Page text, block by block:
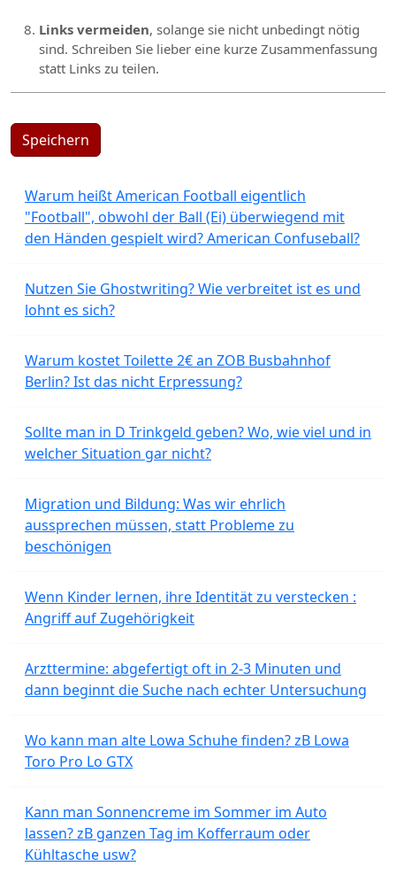
Links vermeiden, solange sie nicht unbedingt nötig
sind. Schreiben Sie lieber eine kurze Zusammenfassung
statt Links zu teilen.
Speichern
Warum heißt American Football eigentlich
"Football", obwohl der Ball (Ei) überwiegend mit
den Händen gespielt wird? American Confuseball?
Nutzen Sie Ghostwriting? Wie verbreitet ist es und
lohnt es sich?
Warum kostet Toilette 2€ an ZOB Busbahnhof
Berlin? Ist das nicht Erpressung?
Sollte man in D Trinkgeld geben? Wo, wie viel und in
welcher Situation gar nicht?
Migration und Bildung: Was wir ehrlich
aussprechen müssen, statt Probleme zu
beschönigen
Wenn Kinder lernen, ihre Identität zu verstecken :
Angriff auf Zugehörigkeit
Arzttermine: abgefertigt oft in 2-3 Minuten und
dann beginnt die Suche nach echter Untersuchung
Wo kann man alte Lowa Schuhe finden? zB Lowa
Toro Pro Lo GTX
Kann man Sonnencreme im Sommer im Auto
lassen? zB ganzen Tag im Kofferraum oder
Kühltasche usw?